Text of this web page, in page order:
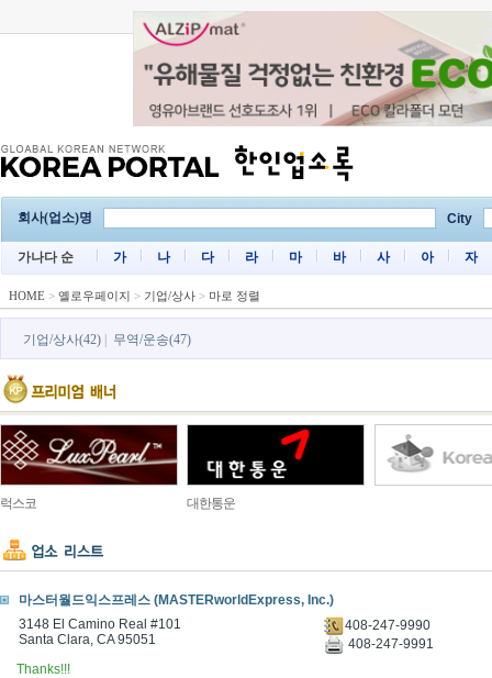
회사(업소)명 City
가나다 순 가 나 다 라 마 바 사 아 자
HOME > 옐로우페이지 > 기업/상사 > 마로 정렬
기업/상사(42) 무역/운송(47)
럭스코 대한통운
마스터월드익스프레스 (MASTERworldExpress, Inc.)
3148 El Camino Real #101
Santa Clara, CA 95051
408-247-9990
408-247-9991
Thanks!!!